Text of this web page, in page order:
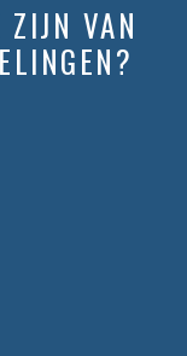
ZIJN VAN